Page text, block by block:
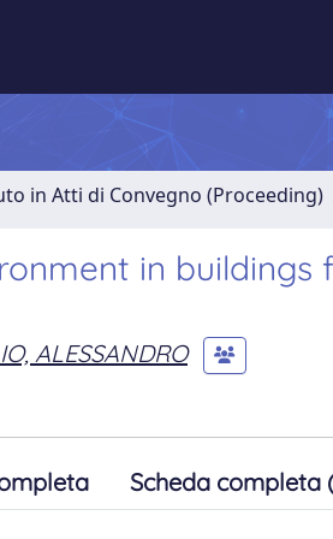
in Atti di Convegno (Proceeding)
in buildings
ALESSANDRO
Scheda completa